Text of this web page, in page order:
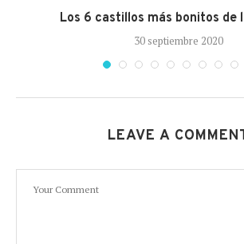
Los 6 castillos más bonitos de
30 septiembre 2020
LEAVE A